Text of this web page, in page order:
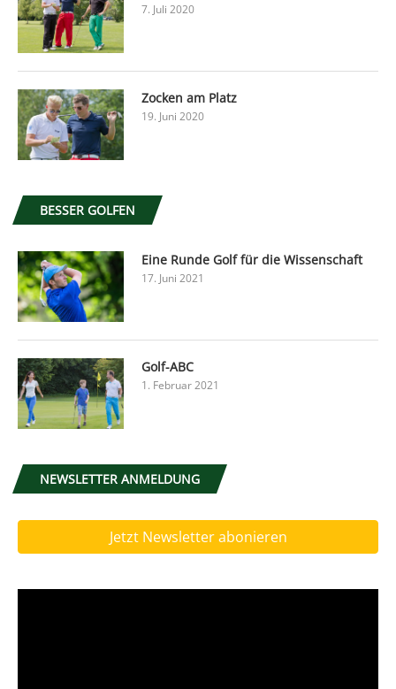
7. Juli 2020
Zocken am Platz
19. Juni 2020
BESSER GOLFEN
Eine Runde Golf für die Wissenschaft
17. Juni 2021
Golf-ABC
1. Februar 2021
NEWSLETTER ANMELDUNG
Jetzt Newsletter abonieren